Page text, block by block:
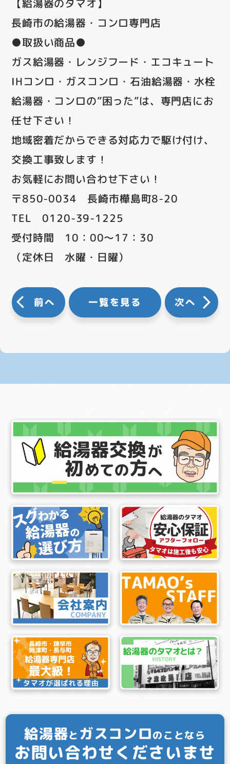
【給湯器のタマオ】
長崎市の給湯器・コンロ専門店
●取扱い商品●
ガス給湯器・レンジフード・エコキュート
IHコンロ・ガスコンロ・石油給湯器・水栓
給湯器・コンロの”困った”は、専門店にお
任せ下さい！
地域密着だからできる対応力で駆け付け、
交換工事致します！
お気軽にお問い合わせ下さい！
〒850-0034 長崎市樺島町8-20
TEL 0120-39-1225
受付時間 10：00～17：30
（定休日 水曜・日曜）
前へ 一覧を見る 次へ
給湯器と ガスコンロのことなら
お問い合わせくださいませ